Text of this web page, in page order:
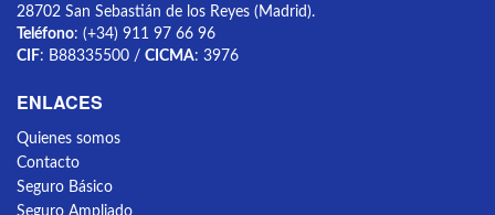
28702 San Sebastián de los Reyes (Madrid).
Teléfono: (+34) 911 97 66 96
CIF: B88335500 / CICMA: 3976
ENLACES
Quienes somos
Contacto
Seguro Básico
Seguro Ampliado